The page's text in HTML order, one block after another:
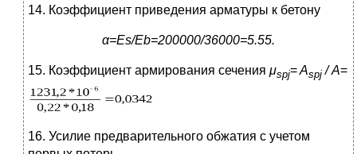
14. Коэффициент приведения арматуры к бетону
α=Es/Eb=200000/36000=5.55.
15. Коэффициент армирования сечения μspj=Aspj / А=
16. Усилие предварительного обжатия с учетом